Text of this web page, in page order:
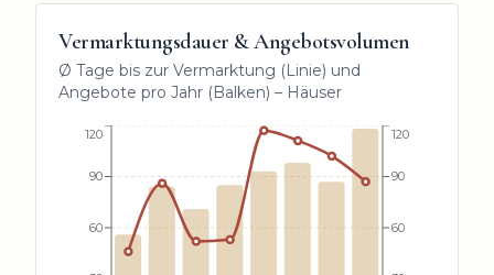
Vermarktungsdauer & Angebotsvolumen
Ø Tage bis zur Vermarktung (Linie) und
Angebote pro Jahr (Balken) – Häuser
60
90
120
60
90
120